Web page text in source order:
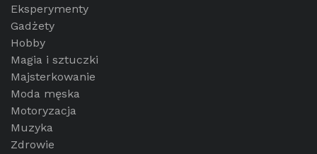
Eksperymenty
Gadżety
Hobby
Magia i sztuczki
Majsterkowanie
Moda męska
Motoryzacja
Muzyka
Zdrowie